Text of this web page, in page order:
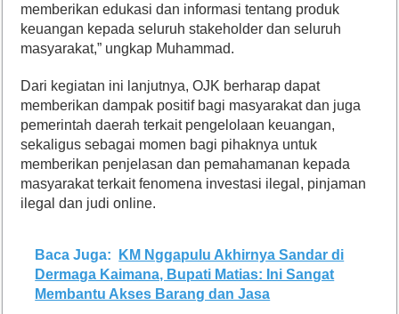
memberikan edukasi dan informasi tentang produk
keuangan kepada seluruh stakeholder dan seluruh
masyarakat,” ungkap Muhammad.
Dari kegiatan ini lanjutnya, OJK berharap dapat
memberikan dampak positif bagi masyarakat dan juga
pemerintah daerah terkait pengelolaan keuangan,
sekaligus sebagai momen bagi pihaknya untuk
memberikan penjelasan dan pemahamanan kepada
masyarakat terkait fenomena investasi ilegal, pinjaman
ilegal dan judi online.
Baca Juga:
KM Nggapulu Akhirnya Sandar di
Dermaga Kaimana, Bupati Matias: Ini Sangat
Membantu Akses Barang dan Jasa